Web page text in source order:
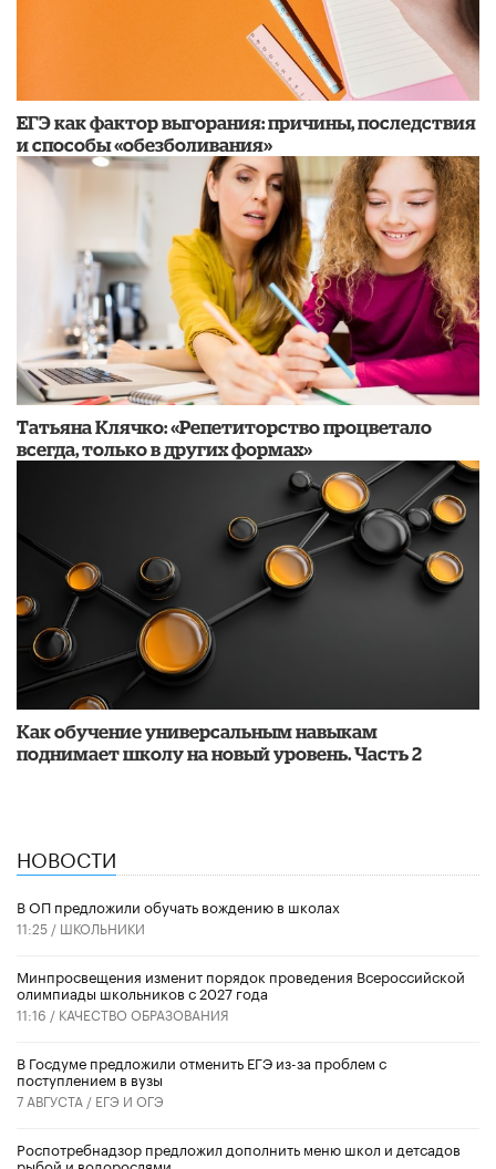
​ЕГЭ как фактор выгорания: причины, последствия
и способы «обезболивания»
​Татьяна Клячко: «Репетиторство процветало
всегда, только в других формах»
​Как обучение универсальным навыкам
поднимает школу на новый уровень. Часть 2
НОВОСТИ
В ОП предложили обучать вождению в школах
11:25 / ШКОЛЬНИКИ
Минпросвещения изменит порядок проведения Всероссийской
олимпиады школьников с 2027 года
11:16 / КАЧЕСТВО ОБРАЗОВАНИЯ
В Госдуме предложили отменить ЕГЭ из-за проблем с
поступлением в вузы
7 АВГУСТА / ЕГЭ И ОГЭ
Роспотребнадзор предложил дополнить меню школ и детсадов
рыбой и водорослями